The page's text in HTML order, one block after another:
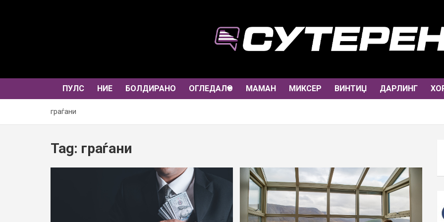
ПУЛС НИЕ БОЛДИРАНО ОГЛЕДАЛО МАМАН МИКСЕР ВИНТИЏ ДАРЛИНГ
граѓани
Tag: граѓани